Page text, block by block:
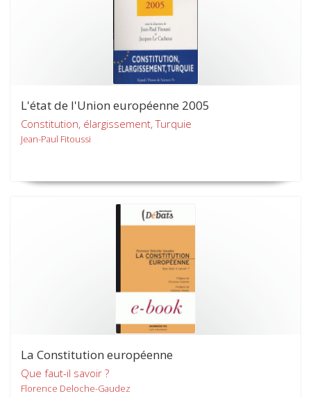
L'état de l'Union européenne 2005
Constitution, élargissement, Turquie
Jean-Paul Fitoussi
La Constitution européenne
Que faut-il savoir ?
Florence Deloche-Gaudez